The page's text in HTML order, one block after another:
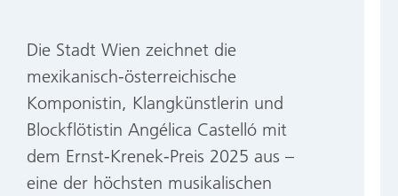
Die Stadt Wien zeichnet die
mexikanisch-österreichische
Komponistin, Klangkünstlerin und
Blockflötistin Angélica Castelló mit
dem Ernst-Krenek-Preis 2025 aus –
eine der höchsten musikalischen